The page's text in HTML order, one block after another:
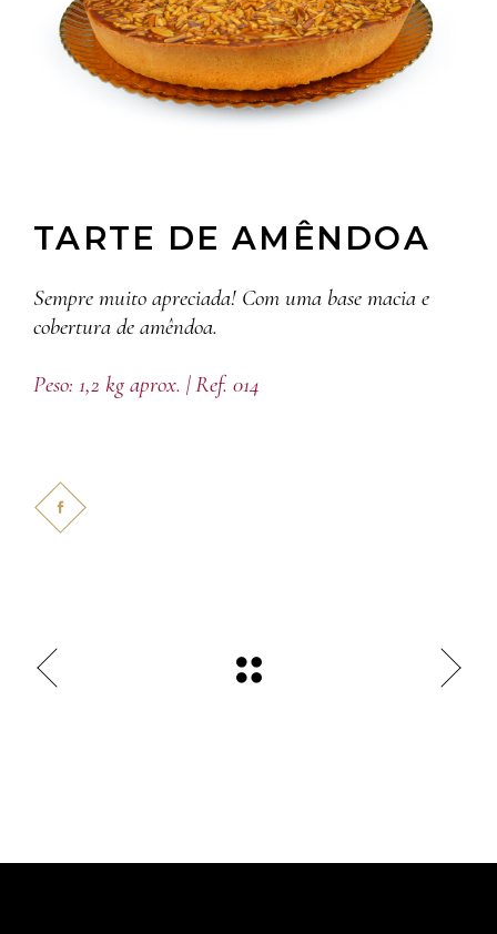
TARTE DE AMÊNDOA
Sempre muito apreciada! Com uma base macia e
cobertura de amêndoa.
Peso: 1,2 kg aprox. | Ref. 014